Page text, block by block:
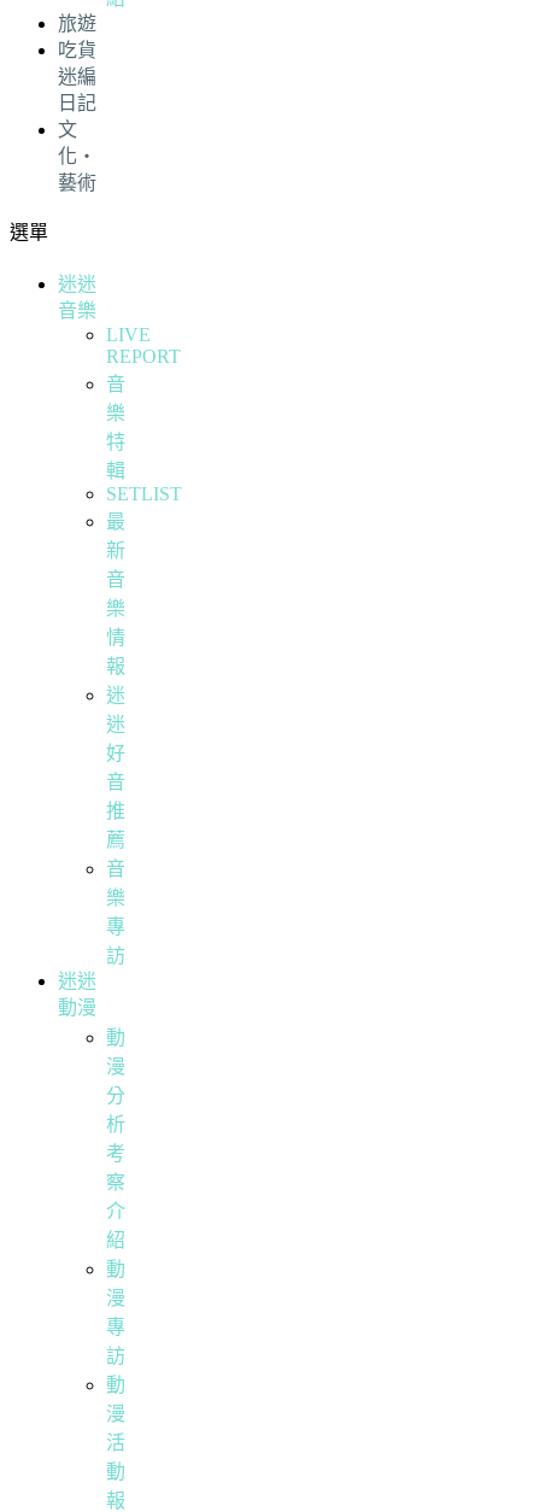
旅遊
吃貨
迷編
日記
文
化・
藝術
選單
迷迷
音樂
LIVE
REPORT
音
樂
特
輯
SETLIST
最
新
音
樂
情
報
迷
迷
好
音
推
薦
音
樂
專
訪
迷迷
動漫
動
漫
分
析
考
察
介
紹
動
漫
專
訪
動
漫
活
動
報